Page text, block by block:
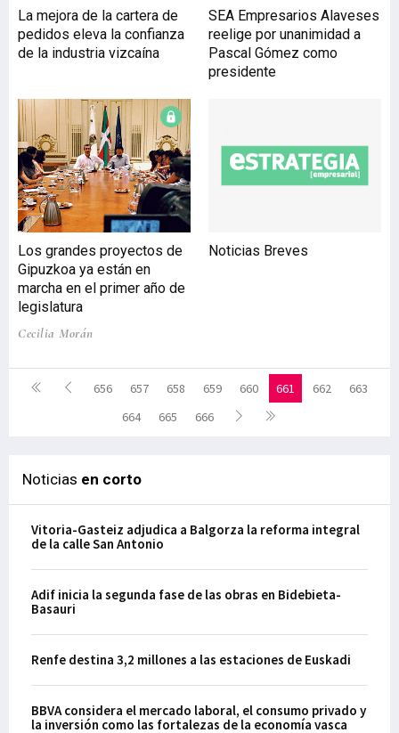
La mejora de la cartera de
pedidos eleva la confianza
de la industria vizcaína
SEA Empresarios Alaveses
reelige por unanimidad a
Pascal Gómez como
presidente
Los grandes proyectos de
Gipuzkoa ya están en
marcha en el primer año de
legislatura
Cecilia Morán
Noticias Breves
656 657 658 659 660 661 662
663
664
665 666
Noticias en corto
Vitoria-Gasteiz adjudica a Balgorza la reforma integral
de la calle San Antonio
Adif inicia la segunda fase de las obras en Bidebieta-
Basauri
Renfe destina 3,2 millones a las estaciones de Euskadi
BBVA considera el mercado laboral, el consumo privado y
la inversión como las fortalezas de la economía vasca